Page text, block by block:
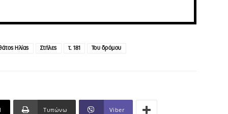
Ηλίας Στήλες τ. 181 Του δρόμου
Τυπώνω Viber